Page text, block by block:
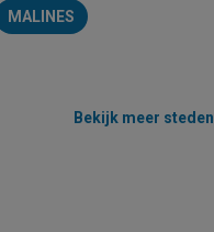
MALINES
Bekijk meer steden